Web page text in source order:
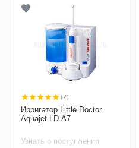
(2)
Ирригатор Little Doctor
Aquajet LD-A7
Узнать о поступлении